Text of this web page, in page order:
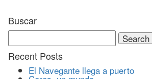
Buscar
Search
for:
Recent Posts
El Navegante llega a puerto